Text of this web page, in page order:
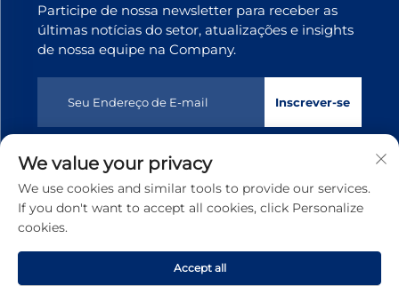
Participe de nossa newsletter para receber as
últimas notícias do setor, atualizações e insights
de nossa equipe na Company.
Inscrever-se
Direitos autorais © 2025 Dongguan Tianji Transmission
Technology co., Ltd. Todos os direitos reservados
Política
de privacidade
We value your privacy
We use cookies and similar tools to provide our services.
If you don't want to accept all cookies, click Personalize
cookies.
Accept all